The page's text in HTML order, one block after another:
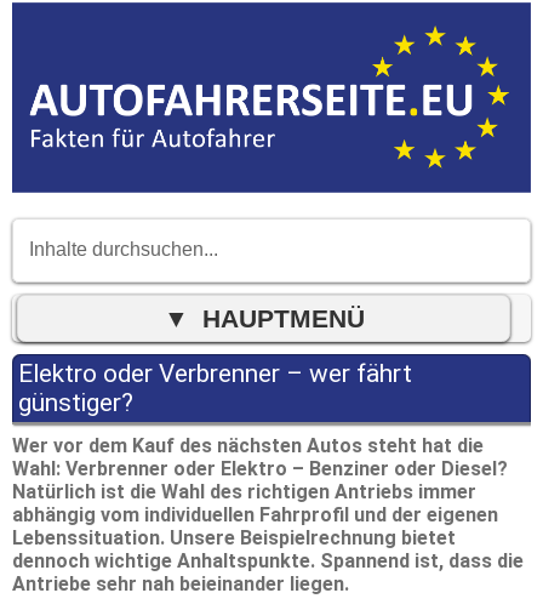
Elektro oder Verbrenner – wer fährt
günstiger?
Wer vor dem Kauf des nächsten Autos steht hat die
Wahl: Verbrenner oder Elektro – Benziner oder Diesel?
Natürlich ist die Wahl des richtigen Antriebs immer
abhängig vom individuellen Fahrprofil und der eigenen
Lebenssituation. Unsere Beispielrechnung bietet
dennoch wichtige Anhaltspunkte. Spannend ist, dass die
Antriebe sehr nah beieinander liegen.